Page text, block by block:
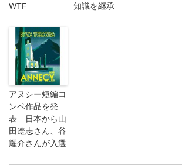
WTF
知識を継承
アヌシー短編コ
ンペ作品を発
表 日本から山
田遼志さん、谷
耀介さんが入選